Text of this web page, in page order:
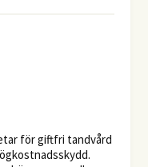
för giftfri tandvård